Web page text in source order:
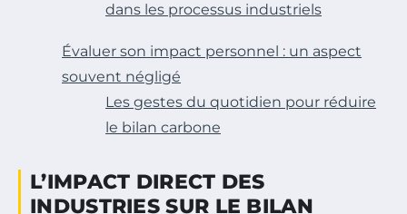
dans les processus industriels
Évaluer son impact personnel : un aspect
souvent négligé
Les gestes du quotidien pour réduire
le bilan carbone
L’IMPACT DIRECT DES
INDUSTRIES SUR LE BILAN